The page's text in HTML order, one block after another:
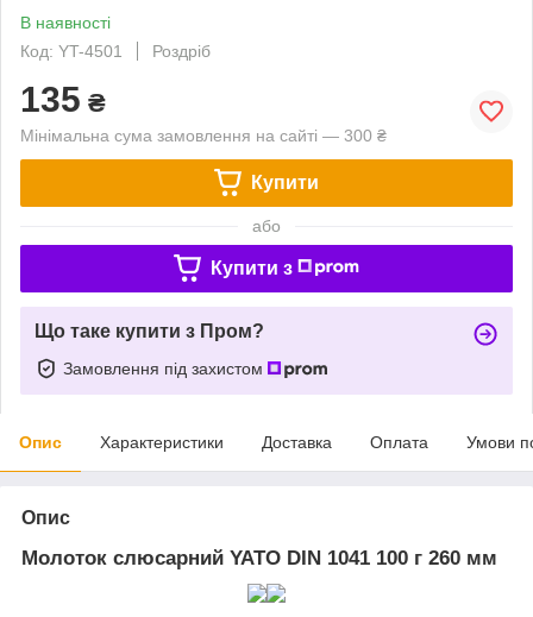
В наявності
Код: YT-4501
Роздріб
135 ₴
Мінімальна сума замовлення на сайті — 300 ₴
Купити
або
Купити з
Що таке купити з Пром?
Замовлення під захистом
Опис Характеристики Доставка Оплата Умови
Опис
Молоток слюсарний YATO DIN 1041 100 г 260 мм